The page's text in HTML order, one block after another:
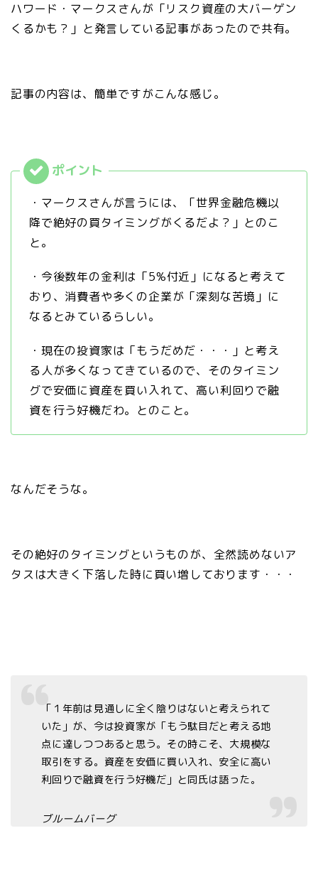
ハワード・マークスさんが「リスク資産の大バーゲン
くるかも？」と発言している記事があったので共有。
記事の内容は、簡単ですがこんな感じ。
・マークスさんが言うには、「世界金融危機以
降で絶好の買タイミングがくるだよ？」とのこ
と。
・今後数年の金利は「5%付近」になると考えて
おり、消費者や多くの企業が「深刻な苦境」に
なるとみているらしい。
・現在の投資家は「もうだめだ・・・」と考え
る人が多くなってきているので、そのタイミン
グで安価に資産を買い入れて、高い利回りで融
資を行う好機だわ。とのこと。
なんだそうな。
その絶好のタイミングというものが、全然読めないア
タスは大きく下落した時に買い増しております・・・
「１年前は見通しに全く陰りはないと考えられて
いた」が、今は投資家が「もう駄目だと考える地
点に達しつつあると思う。その時こそ、大規模な
取引をする。資産を安価に買い入れ、安全に高い
利回りで融資を行う好機だ」と同氏は語った。
ブルームバーグ